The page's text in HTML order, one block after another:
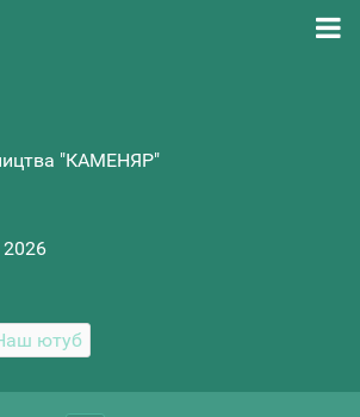
"КАМЕНЯР"
2026
ютуб